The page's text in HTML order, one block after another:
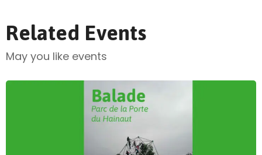
Related Events
May you like events